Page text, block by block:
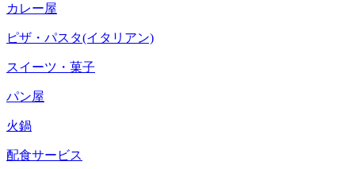
カレー屋
ピザ・パスタ(イタリアン)
スイーツ・菓子
パン屋
火鍋
配食サービス